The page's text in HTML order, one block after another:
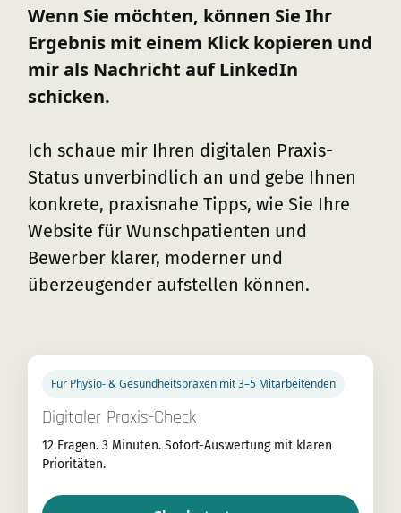
Wenn Sie möchten, können Sie Ihr
Ergebnis mit einem Klick kopieren und
mir als Nachricht auf LinkedIn
schicken.
Ich schaue mir Ihren digitalen Praxis-
Status unverbindlich an und gebe Ihnen
konkrete, praxisnahe Tipps, wie Sie Ihre
Website für Wunschpatienten und
Bewerber klarer, moderner und
überzeugender aufstellen können.
Für Physio- & Gesundheitspraxen mit 3–5 Mitarbeitenden
Digitaler Praxis-Check
12 Fragen. 3 Minuten. Sofort-Auswertung mit klaren
Prioritäten.